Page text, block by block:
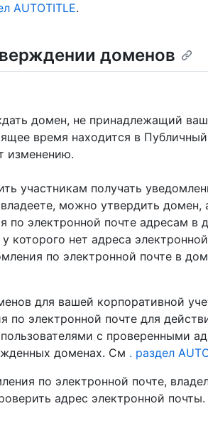
AUTOTITLE.
доменов
домен, не принадлежащий
время находится в
изменению.
участникам получать
можно утвердить домен,
по электронной почте адресам
которого нет адреса
по электронной почте в
для вашей корпоративной
по электронной почте для
с проверенными
доменах. См . раздел
по электронной почте,
адрес электронной